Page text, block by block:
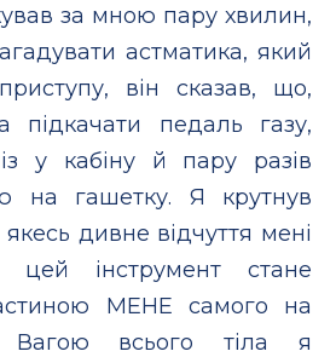
за мною пару хвилин,
астматика, який
він сказав, що,
підкачати педаль газу,
у кабіну й пару разів
на гашетку. Я крутнув
якесь дивне відчуття мені
цей інструмент стане
МЕНЕ самого на
Вагою всього тіла я